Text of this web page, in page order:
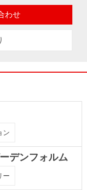
わせ
ン
デンフォルム
ー